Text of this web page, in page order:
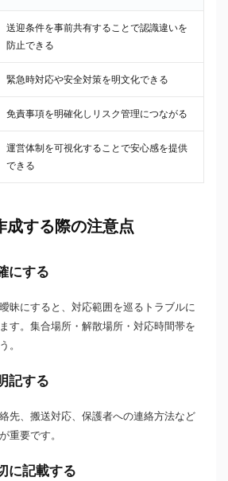
送迎条件を事前共有することで認識違いを
防止できる
緊急時対応や安全対策を明文化できる
免責事項を明確化しリスク管理につながる
運営体制を可視化することで安心感を提供
できる
成する際の注意点
にする
昧にすると、対応範囲を巡るトラブルに
す。集合場所・解散場所・対応時間帯を
。
記する
先、搬送対応、保護者への連絡方法など
重要です。
に記載する